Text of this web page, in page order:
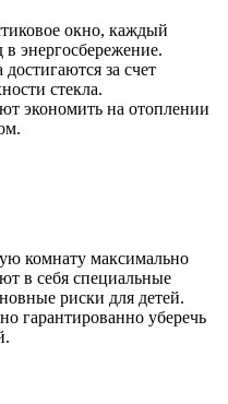
окно, каждый
энергосбережение.
за счет
стекла.
экономить на отоплении
комнату максимально
в себя специальные
риски для детей.
гарантированно уберечь